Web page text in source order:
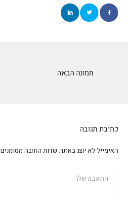
תמונה הבאה
כתיבת תגובה
האימייל לא יוצג באתר. שדות החובה מסומנים